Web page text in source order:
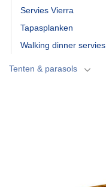
Servies Vierra
Tapasplanken
Walking dinner servies
Tenten & parasols